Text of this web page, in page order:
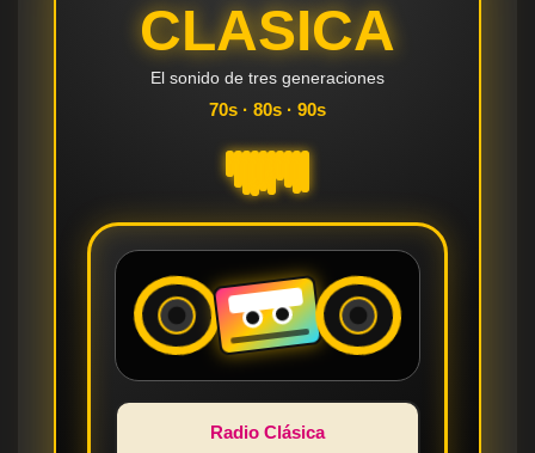
CLASICA
El sonido de tres generaciones
70s · 80s · 90s
Radio Clásica